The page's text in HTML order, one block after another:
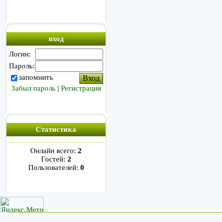
вход
Логин:
Пароль:
запомнить
Забыл пароль| Регистрация
Статистика
Онлайн всего: 2
Гостей: 2
Пользователей: 0